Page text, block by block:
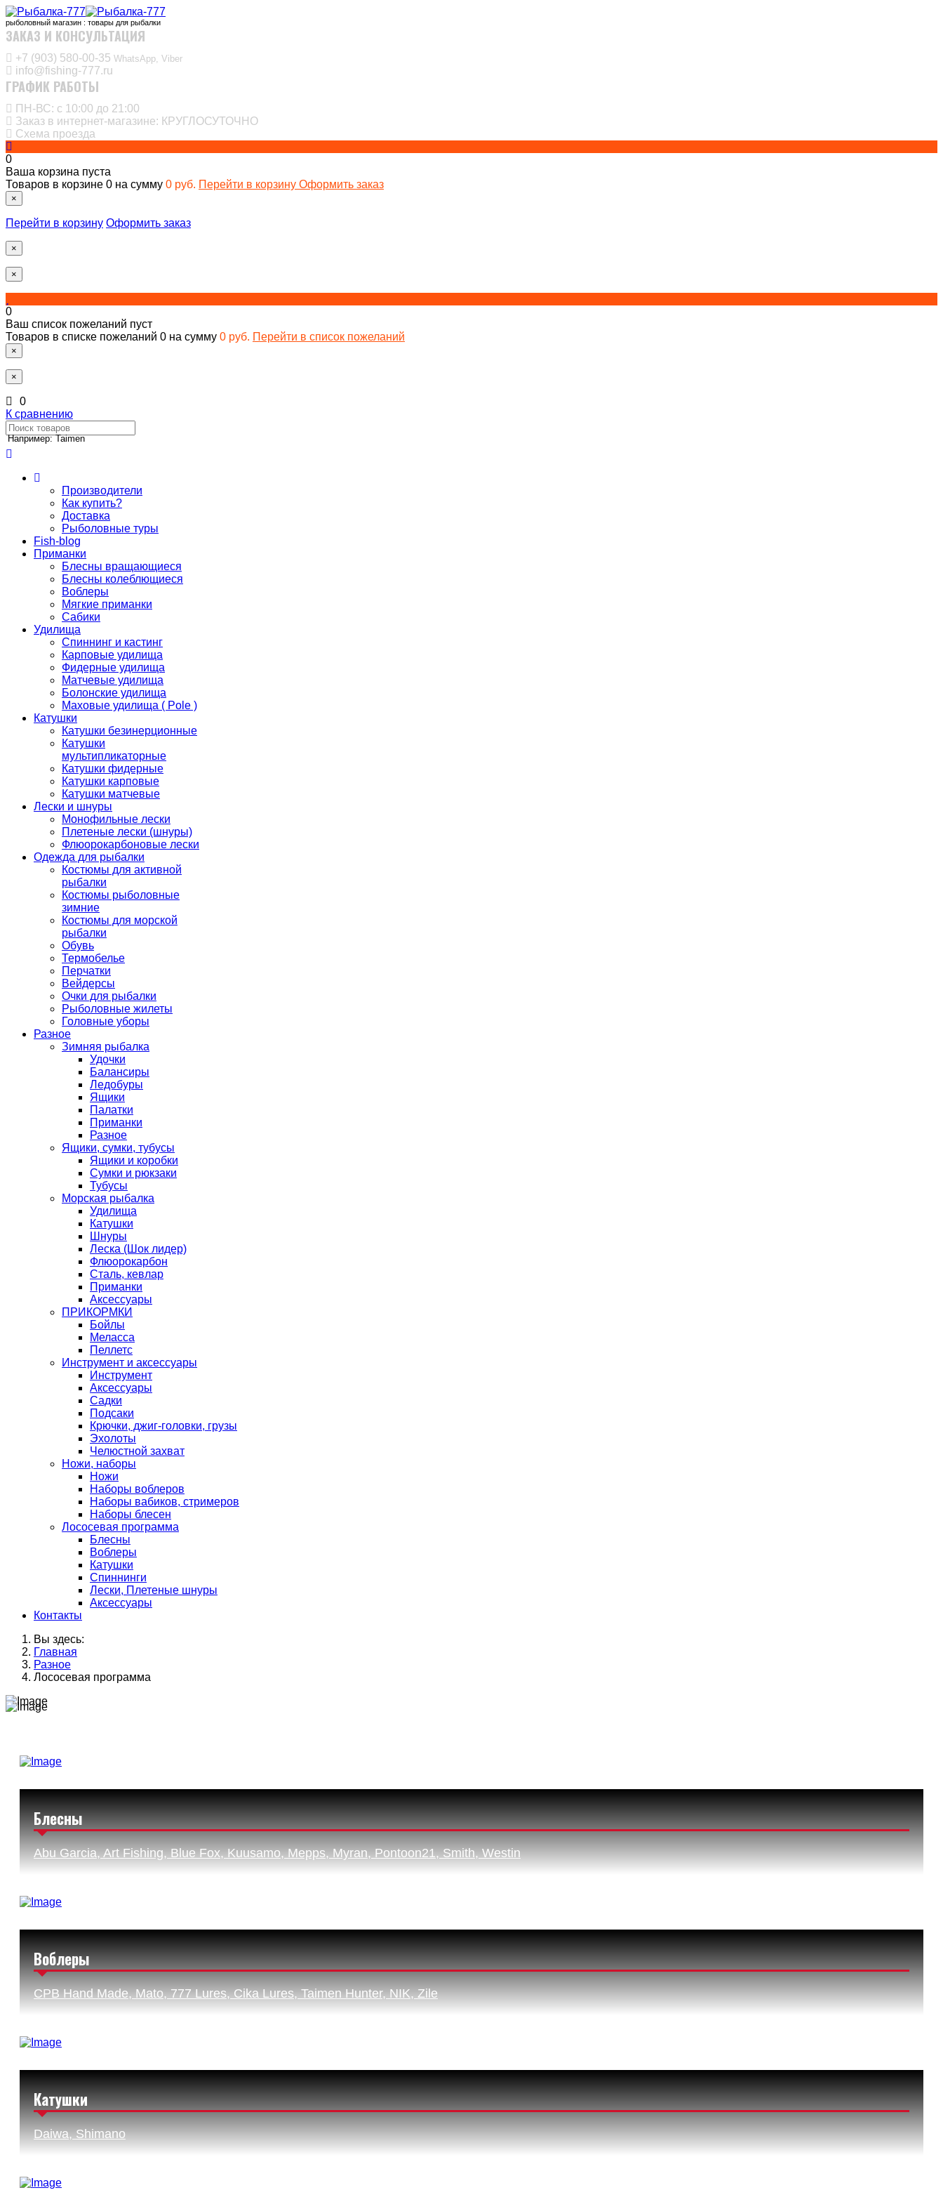
рыболовный магазин : товары для рыбалки
ЗАКАЗ И КОНСУЛЬТАЦИЯ
+7 (903) 580-00-35‬ WhatsApp, Viber
info@fishing-777.ru
ГРАФИК РАБОТЫ
ПН-ВС: с 10:00 до 21:00
Заказ в интернет-магазине: КРУГЛОСУТОЧНО
Схема проезда
0
Ваша корзина пуста
Товаров в корзине 0 на сумму 0 руб. Перейти в корзину Оформить заказ
×
Перейти в корзину Оформить заказ
×
×
0
Ваш список пожеланий пуст
Товаров в списке пожеланий 0 на сумму 0 руб. Перейти в список пожеланий
×
×
0
К сравнению
Например: Taimen
Производители
Как купить?
Доставка
Рыболовные туры
Fish-blog
Приманки
Блесны вращающиеся
Блесны колеблющиеся
Воблеры
Мягкие приманки
Сабики
Удилища
Спиннинг и кастинг
Карповые удилища
Фидерные удилища
Матчевые удилища
Болонские удилища
Маховые удилища ( Pole )
Катушки
Катушки безинерционные
Катушки
мультипликаторные
Катушки фидерные
Катушки карповые
Катушки матчевые
Лески и шнуры
Монофильные лески
Плетеные лески (шнуры)
Флюорокарбоновые лески
Одежда для рыбалки
Костюмы для активной
рыбалки
Костюмы рыболовные
зимние
Костюмы для морской
рыбалки
Обувь
Термобелье
Перчатки
Вейдерсы
Очки для рыбалки
Рыболовные жилеты
Головные уборы
Разное
Зимняя рыбалка
Удочки
Балансиры
Ледобуры
Ящики
Палатки
Приманки
Разное
Ящики, сумки, тубусы
Ящики и коробки
Сумки и рюкзаки
Тубусы
Морская рыбалка
Удилища
Катушки
Шнуры
Леска (Шок лидер)
Флюорокарбон
Сталь, кевлар
Приманки
Аксессуары
ПРИКОРМКИ
Бойлы
Меласса
Пеллетс
Инструмент и аксессуары
Инструмент
Аксессуары
Садки
Подсаки
Крючки, джиг-головки, грузы
Эхолоты
Челюстной захват
Ножи, наборы
Ножи
Наборы воблеров
Наборы вабиков, стримеров
Наборы блесен
Лососевая программа
Блесны
Воблеры
Катушки
Спиннинги
Лески, Плетеные шнуры
Аксессуары
Контакты
Вы здесь:
Главная
Разное
Лососевая программа
Блесны
Abu Garcia, Art Fishing, Blue Fox, Kuusamo, Mepps, Myran, Pontoon21, Smith, Westin
Воблеры
CPB Hand Made, Mato, 777 Lures, Cika Lures, Taimen Hunter, NIK, Zile
Катушки
Daiwa, Shimano